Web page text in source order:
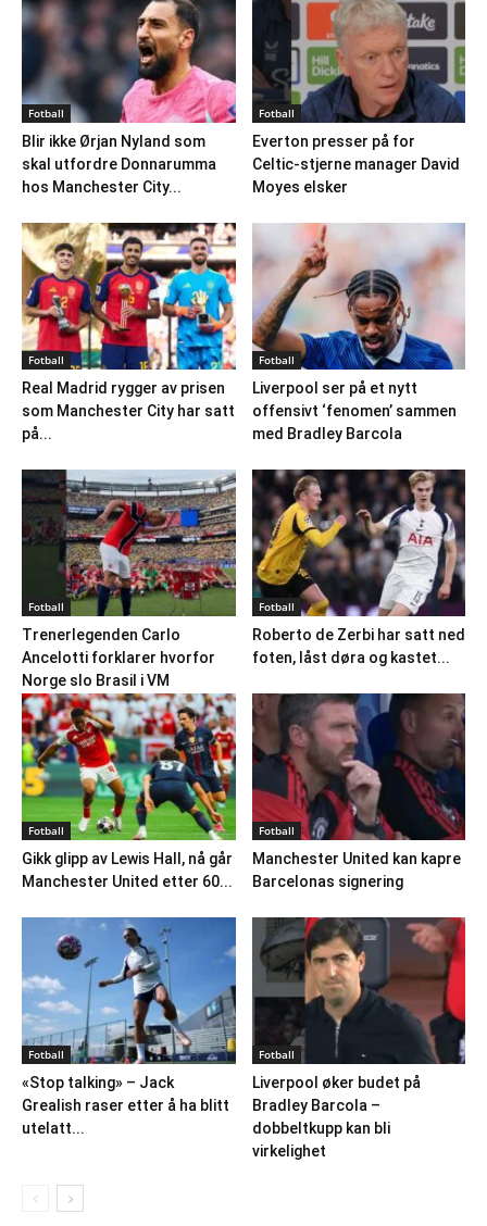
Fotball
Blir ikke Ørjan Nyland som
skal utfordre Donnarumma
hos Manchester City...
Fotball
Everton presser på for
Celtic-stjerne manager David
Moyes elsker
Fotball
Real Madrid rygger av prisen
som Manchester City har satt
på...
Fotball
Liverpool ser på et nytt
offensivt ‘fenomen’ sammen
med Bradley Barcola
Fotball
Trenerlegenden Carlo
Ancelotti forklarer hvorfor
Norge slo Brasil i VM
Fotball
Roberto de Zerbi har satt ned
foten, låst døra og kastet...
Fotball
Gikk glipp av Lewis Hall, nå går
Manchester United etter 60...
Fotball
Manchester United kan kapre
Barcelonas signering
Fotball
«Stop talking» – Jack
Grealish raser etter å ha blitt
utelatt...
Fotball
Liverpool øker budet på
Bradley Barcola –
dobbeltkupp kan bli
virkelighet